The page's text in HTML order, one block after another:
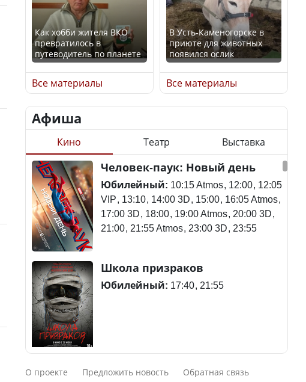
Қазақстан Орталық Азия
елдері арасында әл-ауқат
индексінде көш бастады
Казахстан возглавил
рейтинг благополучия
среди стран Центральной
Азии
Будут ли представлены
интересы регионов в
Курултае?
алимент, экология: жеті
Луну признали объектом
культурного наследия,
находящегося под
угрозой исчезновения
Станет ли
метапневмовирус
эпидемией, рассказали в
ВОЗ
потерпел крушение в
Южной Корее, погибли
120 человек
Актау: Путин принес
Как хобби жителя ВКО
превратилось в
путеводитель по планете
Все материалы
В Усть-Каменогорске в
приюте для животных
появился ослик
Все материалы
Афиша
Кино Театр Выставка
Человек-паук: Новый день
Юбилейный: 10:15 Atmos 12:00 12:05
VIP 13:10 14:00 3D 15:00 16:05 Atmos
17:00 3D 18:00 19:00 Atmos 20:00 3D
21:00 21:55 Atmos 23:00 3D 23:55
Школа призраков
Юбилейный: 17:40 21:55
Смешарики сквозь вселенные
О проекте Предложить новость
Обратная связь